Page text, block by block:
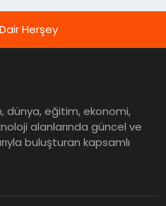
Herşey
dünya, eğitim, ekonomi,
alanlarında güncel ve
buluşturan kapsamlı